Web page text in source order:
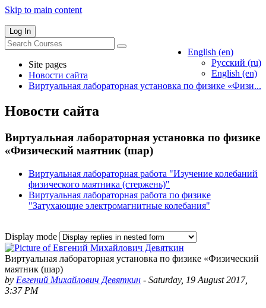
Skip to main content
Log In
English ‎(en)‎
Русский ‎(ru)‎
English ‎(en)‎
Site pages
Новости сайта
Виртуальная лабораторная установка по физике «Физи...
Новости сайта
Виртуальная лабораторная установка по физике
«Физический маятник (шар)
Виртуальная лабораторная работа "Изучение колебаний
физического маятника (стержень)"
Виртуальная лабораторная работа по физике
"Затухающие электромагнитные колебания"
Display mode
Виртуальная лабораторная установка по физике «Физический
маятник (шар)
by Евгений Михайлович Девяткин - Saturday, 19 August 2017,
3:37 PM